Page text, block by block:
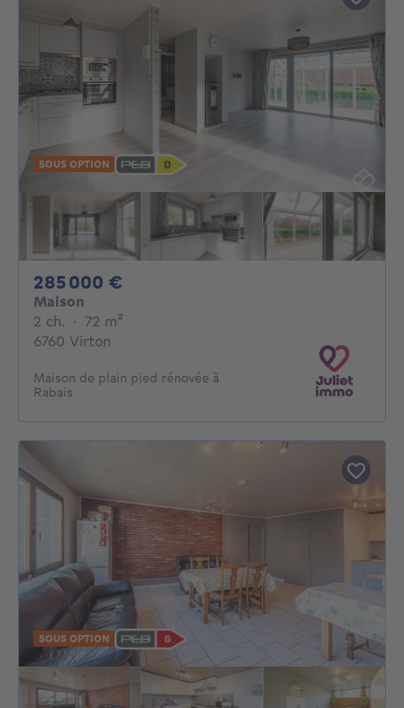
SOUS OPTION
285 000 €
Maison
2 ch. 2 chambres
· 72 m²
6760 Virton
Maison de plain pied rénovée à
Rabais
SOUS OPTION